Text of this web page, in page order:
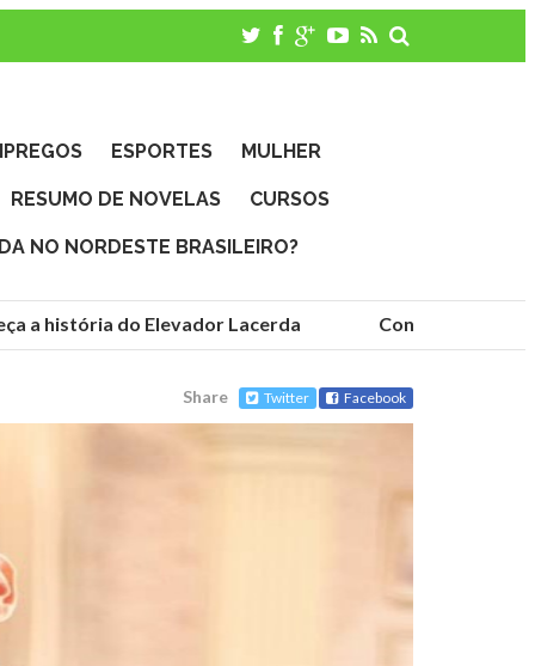
ESPORTES MULHER
RESUMO DE NOVELAS CURSOS
NO NORDESTE BRASILEIRO?
história do Elevador Lacerda Conheça as
Share Twitter Facebook